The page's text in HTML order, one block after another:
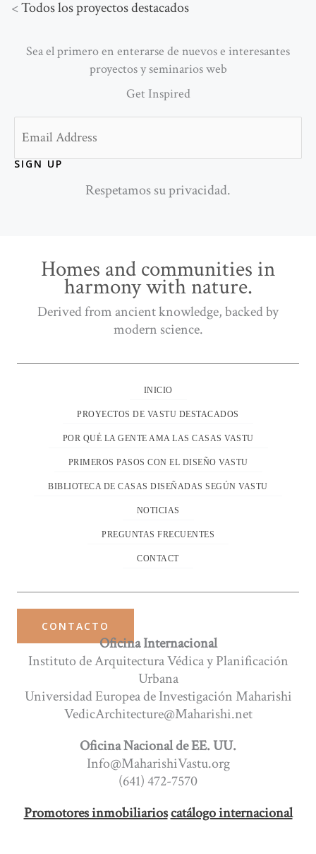
<Todos los proyectos destacados
Sea el primero en enterarse de nuevos e interesantes
proyectos y seminarios web
Get Inspired
SIGN UP
Respetamos su privacidad.
Homes and communities in
harmony with nature.
Derived from ancient knowledge, backed by
modern science.
INICIO
PROYECTOS DE VASTU DESTACADOS
POR QUÉ LA GENTE AMA LAS CASAS VASTU
PRIMEROS PASOS CON EL DISEÑO VASTU
BIBLIOTECA DE CASAS DISEÑADAS SEGÚN VASTU
NOTICIAS
PREGUNTAS FRECUENTES
CONTACT
CONTACTO
Oficina Internacional
Instituto de Arquitectura Védica y Planificación
Urbana
Universidad Europea de Investigación Maharishi
VedicArchitecture@Maharishi.net
Oficina Nacional de EE. UU.
Info@MaharishiVastu.org
(641) 472-7570
Promotores inmobiliarioscatálogo internacional